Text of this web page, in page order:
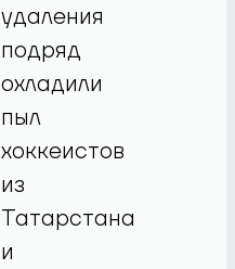
удаления
подряд
охладили
пыл
хоккеистов
из
Татарстана
и